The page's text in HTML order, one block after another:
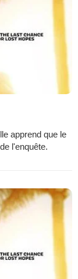
apprend que le
l'enquête.